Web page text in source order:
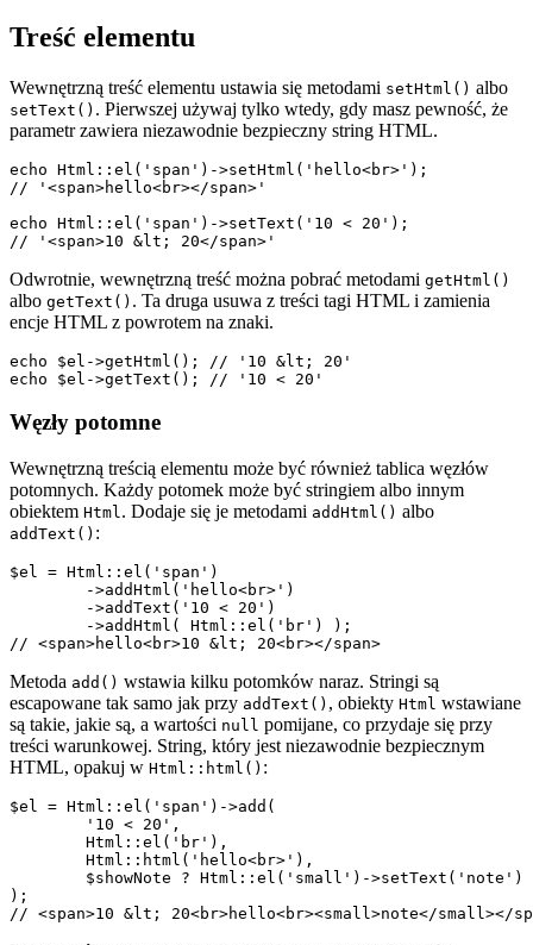
Treść elementu
Wewnętrzną treść elementu ustawia się metodami setHtml() albo
setText() . Pierwszej używaj tylko wtedy, gdy masz pewność, że
parametr zawiera niezawodnie bezpieczny string HTML.
echo Html::el('span')->setHtml('hello<br>');
// '<span>hello<br></span>'
echo Html::el('span')->setText('10 < 20');
Odwrotnie, wewnętrzną treść można pobrać metodami getHtml()
albo getText() . Ta druga usuwa z treści tagi HTML i zamienia
encje HTML z powrotem na znaki.
echo $el->getHtml(); // '10 &lt; 20'
Węzły potomne
Wewnętrzną treścią elementu może być również tablica węzłów
potomnych. Każdy potomek może być stringiem albo innym
obiektem Html. Dodaje się je metodami addHtml() albo
addText() :
$el = Html::el('span')
Metoda add() wstawia kilku potomków naraz. Stringi są
escapowane tak samo jak przy addText() , obiekty Html wstawiane
są takie, jakie są, a wartości null pomijane, co przydaje się przy
treści warunkowej. String, który jest niezawodnie bezpiecznym
HTML, opakuj w Html::html() :
$el = Html::el('span')->add(
);